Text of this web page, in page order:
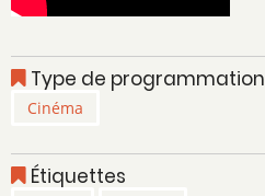
Type de programmation
Cinéma
Étiquettes